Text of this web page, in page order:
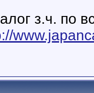
з.ч. по